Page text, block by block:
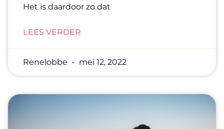
Het is daardoor zo dat
LEES VERDER
Renelobbe mei 12, 2022